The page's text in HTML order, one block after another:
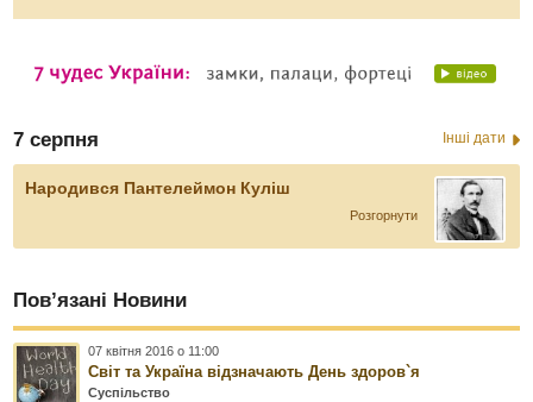
7 серпня Інші дати
Народився Пантелеймон Куліш
Розгорнути
Пов’язані Новини
07 квітня 2016 о 11:00
Світ та Україна відзначають День здоров`я
Суспільство